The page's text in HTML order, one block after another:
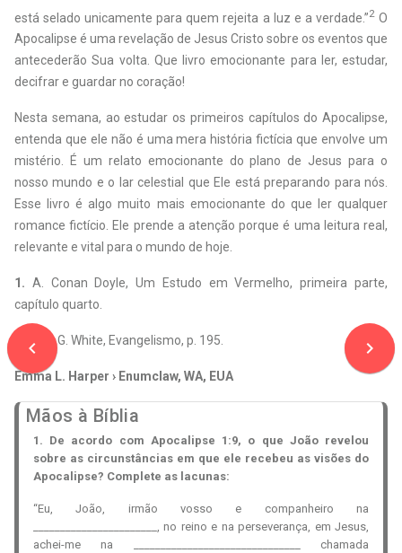
navigate_before
está selado unicamente para quem rejeita a luz e a verdade.”2O
Apocalipse é uma revelação de Jesus Cristo sobre os eventos que
antecederão Sua volta. Que livro emocionante para ler, estudar,
decifrar e guardar no coração!
Nesta semana, ao estudar os primeiros capítulos do Apocalipse,
entenda que ele não é uma mera história fictícia que envolve um
mistério. É um relato emocionante do plano de Jesus para o
nosso mundo e o lar celestial que Ele está preparando para nós.
Esse livro é algo muito mais emocionante do que ler qualquer
romance fictício. Ele prende a atenção porque é uma leitura real,
relevante e vital para o mundo de hoje.
1. A. Conan Doyle, Um Estudo em Vermelho, primeira parte,
capítulo quarto.
Ellen G. White, Evangelismo, p. 195.
Emma L. Harper › Enumclaw, WA, EUA
Mãos à Bíblia
1. De acordo com Apocalipse 1:9, o que João revelou
sobre as circunstâncias em que ele recebeu as visões do
Apocalipse? Complete as lacunas:
“Eu, João, irmão vosso e companheiro na
, no reino e na perseverança, em Jesus,
achei-me na
chamada
navigate_next